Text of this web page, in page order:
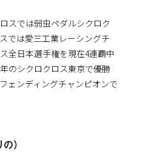
スでは弱虫ペダルシクロク
では愛三工業レーシングチ
全日本選手権を現在4連覇中
のシクロクロス東京で優勝
ェンディングチャンピオンで
）